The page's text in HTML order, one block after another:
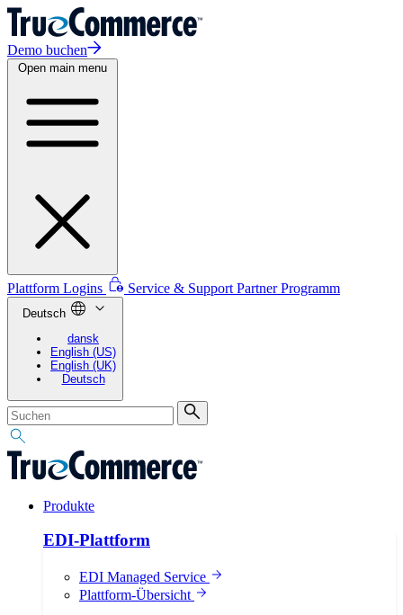
Demo buchen
Open main menu
Plattform Logins Service & Support Partner Programm
Deutsch
dansk
English (US)
English (UK)
Deutsch
Produkte
EDI-Plattform
EDI Managed Service
Plattform-Übersicht